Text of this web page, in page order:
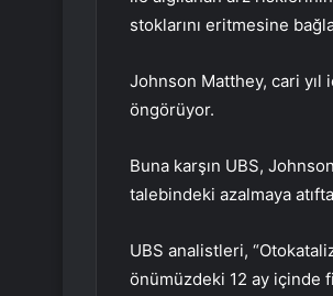
stoklarını eritmesine
Johnson Matthey, cari yıl
öngörüyor.
Buna karşın UBS,
talebindeki azalmaya
UBS analistleri,
önümüzdeki 12 ay içinde